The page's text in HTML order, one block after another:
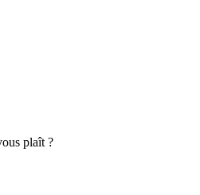
plaît ?